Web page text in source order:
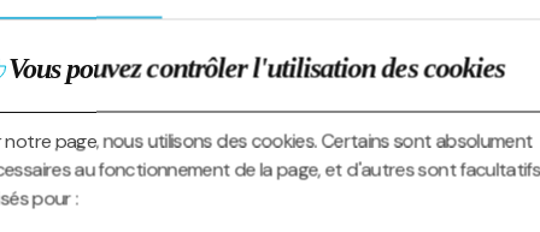
Vous pouvez contrôler l'utilisation des cookies
notre page, nous utilisons des cookies. Certains sont absolument
au fonctionnement de la page, et d'autres sont
pour :